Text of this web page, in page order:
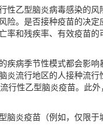
性乙型脑炎病毒感染的
险。是否接种疫苗的决
率和残疾率、有效疫苗
疾病季节性模式都会影
炎流行地区的人接种流
行性乙型脑炎疫苗。此
脑炎疫苗（例如，仅限